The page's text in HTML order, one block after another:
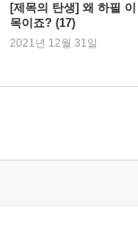
선의와 선의의 부딪
[제목의 탄생] 왜 하필
목이죠? (17)
2021년 12월 31일